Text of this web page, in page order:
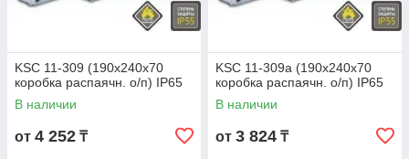
KSC 11-309 (190х240x70
коробка распаячн. о/п) IP65
В наличии
от 4 252 ₸
KSC 11-309а (190х240x70
коробка распаячн. о/п) IP65
В наличии
от 3 824 ₸